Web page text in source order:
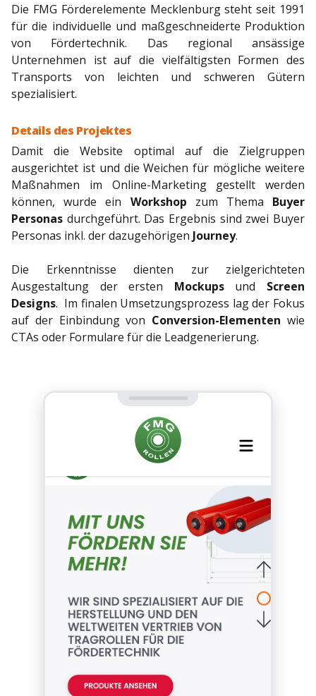
Die FMG Förderelemente Mecklenburg steht seit 1991
für die individuelle und maßgeschneiderte Produktion
von Fördertechnik. Das regional ansässige
Unternehmen ist auf die vielfältigsten Formen des
Transports von leichten und schweren Gütern
spezialisiert.
Details des Projektes
Damit die Website optimal auf die Zielgruppen
ausgerichtet ist und die Weichen für mögliche weitere
Maßnahmen im Online-Marketing gestellt werden
können, wurde ein Workshop zum Thema Buyer
Personas durchgeführt. Das Ergebnis sind zwei Buyer
Personas inkl. der dazugehörigen Journey.
Die Erkenntnisse dienten zur zielgerichteten
Ausgestaltung der ersten Mockupsund Screen
Designs. Im finalen Umsetzungsprozess lag der Fokus
auf der Einbindung von Conversion-Elementen wie
CTAs oder Formulare für die Leadgenerierung.